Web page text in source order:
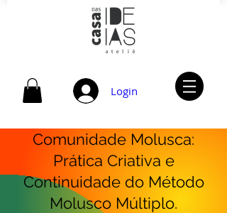
Login
Comunidade Molusca:
Prática Criativa e
Continuidade do Método
Molusco Múltiplo.